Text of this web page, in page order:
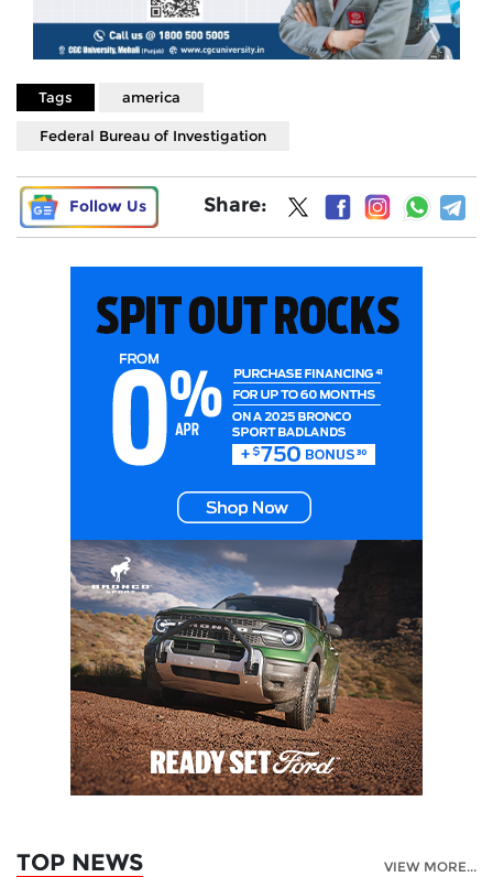
Tags america
Federal Bureau of Investigation
Follow Us Share:
TOP NEWS VIEW MORE...